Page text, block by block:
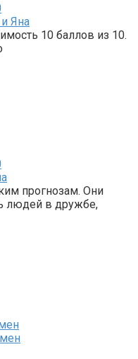
Яна
10 баллов из 10.
прогнозам. Они
людей в дружбе,